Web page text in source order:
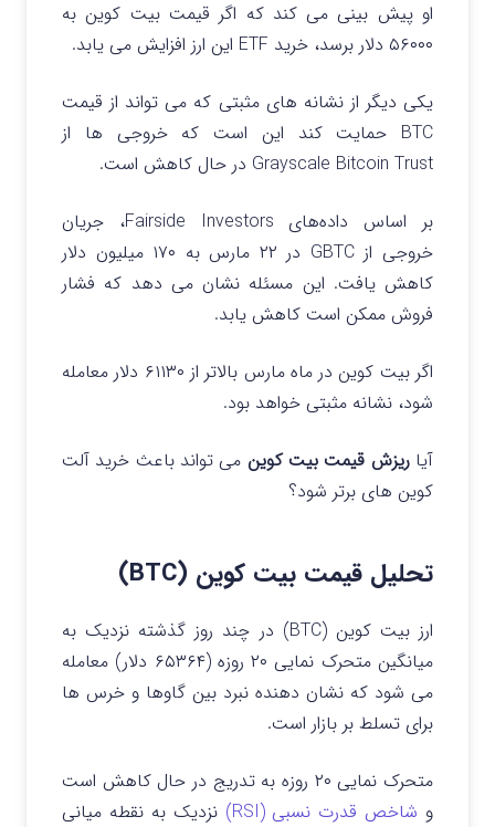
او پیش بینی می کند که اگر قیمت بیت کوین به
۵۶۰۰۰ دلار برسد، خرید ETF این ارز افزایش می یابد.
یکی دیگر از نشانه های مثبتی که می تواند از قیمت
BTC حمایت کند این است که خروجی ها از
Grayscale Bitcoin Trust در حال کاهش است.
بر اساس داده‌های Fairside Investors، جریان
خروجی از GBTC در ۲۲ مارس به ۱۷۰ میلیون دلار
کاهش یافت. این مسئله نشان می‌ دهد که فشار
فروش ممکن است کاهش یابد.
اگر بیت کوین در ماه مارس بالاتر از ۶۱۱۳۰ دلار معامله
شود، نشانه مثبتی خواهد بود.
آیاریزش قیمت بیت کوین می تواند باعث خرید آلت
کوین های برتر شود؟
تحلیل قیمت بیت کوین (BTC)
ارز بیت کوین (BTC) در چند روز گذشته نزدیک به
میانگین متحرک نمایی ۲۰ روزه (۶۵۳۶۴ دلار) معامله
می شود که نشان دهنده نبرد بین گاوها و خرس ها
برای تسلط بر بازار است.
متحرک نمایی ۲۰ روزه به تدریج در حال کاهش است
و شاخص قدرت نسبی (RSI)
نزدیک به نقطه میانی